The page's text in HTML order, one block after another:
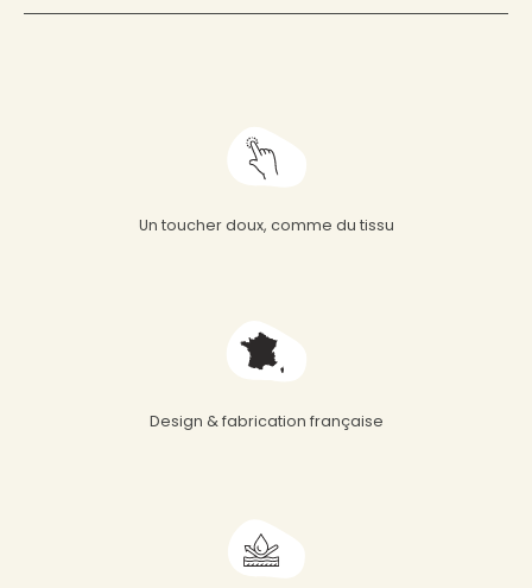
Un toucher doux, comme du tissu
Design & fabrication française